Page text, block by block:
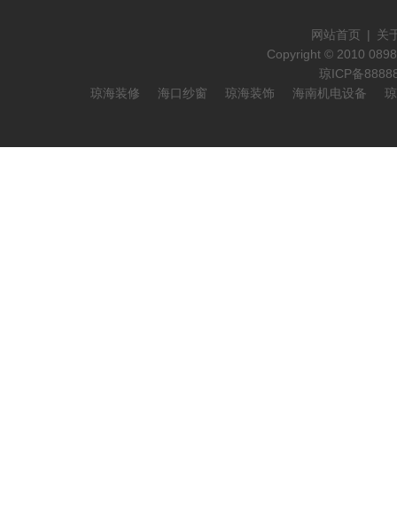
网站首页 |
关
Copyright © 2010
琼ICP备
琼海装修
海口纱窗 琼海装饰 海南机电设备